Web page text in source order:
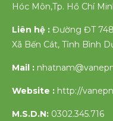
Hóc Môn,Tp. Hồ Chí
Liên hệ : Đường ĐT
Xã Bến Cát, Tỉnh Bình
Mail :
Website : http://
M.S.D.N: 0302.345.716